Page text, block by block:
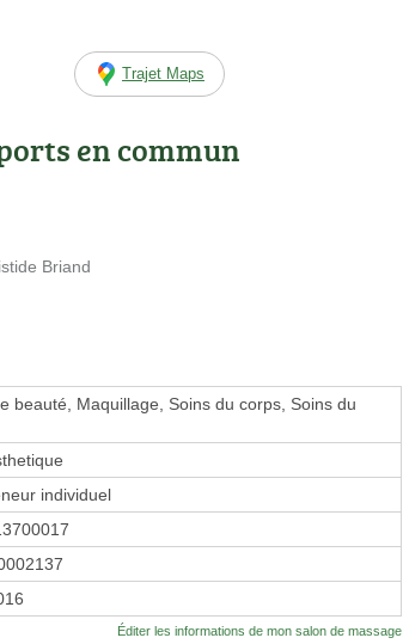
Trajet Maps
en commun
Briand
beauté, Maquillage, Soins du corps, Soins du
individuel
Éditer les informations de mon salon de massage